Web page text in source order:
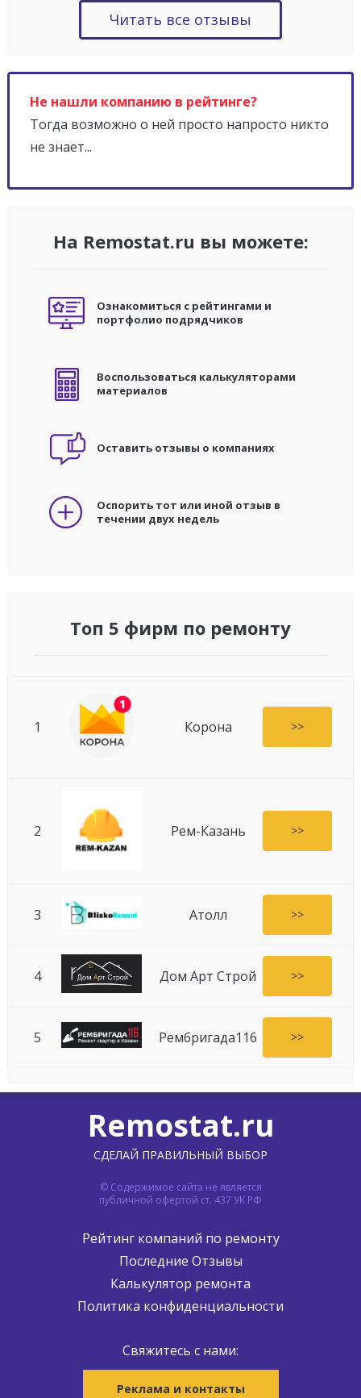
Читать все отзывы
Не нашли компанию в рейтинге?
Тогда возможно о ней просто напросто никто
не знает...
На Remostat.ru вы можете:
Ознакомиться с рейтингами и
портфолио подрядчиков
Воспользоваться калькуляторами
материалов
Оставить отзывы о компаниях
Оспорить тот или иной отзыв в
течении двух недель
Топ 5 фирм по ремонту
1 Корона >>
2 Рем-Казань >>
3 Атолл >>
4 Дом Арт Строй >>
5 Рембригада116 >>
Remostat.ru
СДЕЛАЙ ПРАВИЛЬНЫЙ ВЫБОР
© Содержимое сайта не является
публичной офертой ст. 437 УК РФ
Рейтинг компаний по ремонту
Последние Отзывы
Калькулятор ремонта
Политика конфиденциальности
Свяжитесь с нами:
Реклама и контакты